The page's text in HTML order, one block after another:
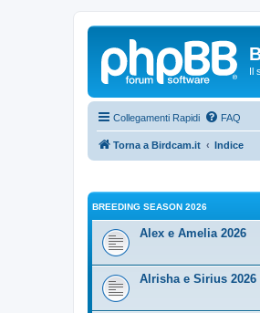
Il
Collegamenti Rapidi FAQ
Torna a Birdcam.it Indice
BREEDING SEASON 2026
Alex e Amelia 2026
Alrisha e Sirius 2026